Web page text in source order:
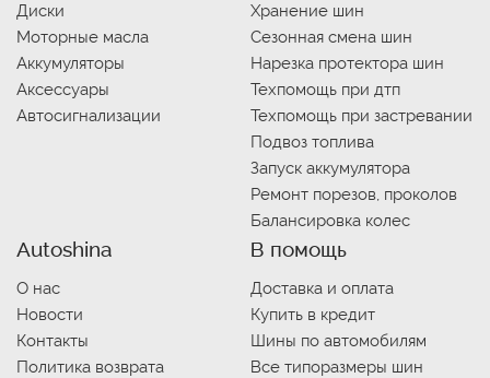
Диски
Моторные масла
Аккумуляторы
Аксессуары
Автосигнализации
Хранение шин
Сезонная смена шин
Нарезка протектора шин
Техпомощь при дтп
Техпомощь при застревании
Подвоз топлива
Запуск аккумулятора
Ремонт порезов, проколов
Балансировка колес
Autoshina
О нас
Новости
Контакты
Политика возврата
В помощь
Доставка и оплата
Купить в кредит
Шины по автомобилям
Все типоразмеры шин